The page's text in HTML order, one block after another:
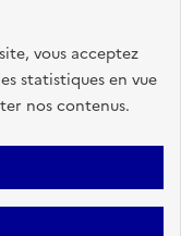
vous acceptez
statistiques en vue
nos contenus.
cookies
FAQ